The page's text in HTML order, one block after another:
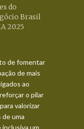
do
Brasil
2025
de fomentar
de mais
ao
o pilar
valorizar
uma